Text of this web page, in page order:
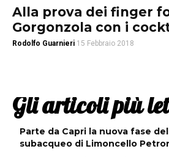
Alla prova dei finger
Gorgonzola con i
Rodolfo Guarnieri 15 Febbraio 2018
Gli articoli più
Parte da Capri la nuova fase
subacqueo di Limoncello